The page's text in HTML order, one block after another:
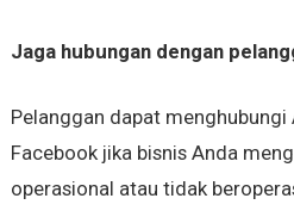
Jaga hubungan dengan
Pelanggan dapat
Facebook jika bisnis Anda
operasional atau tidak